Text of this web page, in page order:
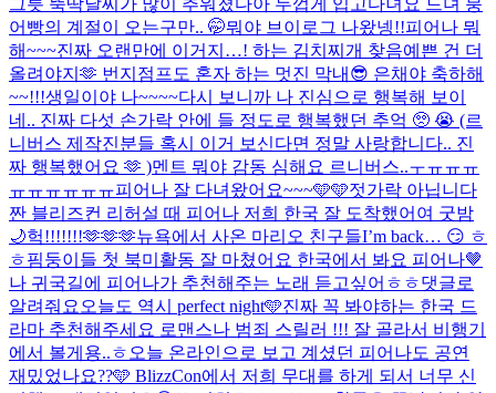
어빵의 계절이 오는구만.. 🤭뭐야 브이로그 나왔넹!!피어나 뭐
해~~~진짜 오랜만에 이거지…! 하는 김치찌개 찾음예쁜 건 더
올려야지🫶 번지점프도 혼자 하는 멋진 막내😎 은채야 축하해
~~!!!생일이야 나~~~~다시 보니까 나 진심으로 행복해 보이
네.. 진짜 다섯 손가락 안에 들 정도로 행복했던 추억 🥺 😭 (르
니버스 제작진분들 혹시 이거 보신다면 정말 사랑합니다.. 진
짜 행복했어요 🫶 )멘트 뭐야 감동 심해요 르니버스..ㅜㅠㅠㅠ
ㅠㅠㅠㅠㅠㅠ피어나 잘 다녀왔어요~~~🩵🩵젓가락 아닙니다
짠 블리즈컨 리허설 때 피어나 저희 한국 잘 도착했어여 굿밤
🌙헉!!!!!!!🫶🫶🫶뉴욕에서 사온 마리오 친구들I’m back… 😏 ㅎ
ㅎ핌둥이들 첫 북미활동 잘 마쳤어요 한국에서 봐요 피어나🤎
나 귀국길에 피어나가 추천해주는 노래 듣고싶어ㅎㅎ댓글로
알려줘요 오늘도 역시 perfect night🩵진짜 꼭 봐야하는 한국 드
라마 추천해주세요 로맨스나 범죄 스릴러 !!! 잘 골라서 비행기
에서 볼게용..ㅎ 오늘 온라인으로 보고 계셨던 피어나도 공연
재밌었나요??🩵 BlizzCon에서 저희 무대를 하게 되서 너무 신